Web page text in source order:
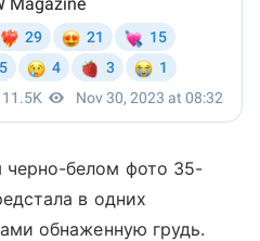
белом фото 35-
в одних
обнаженную грудь.